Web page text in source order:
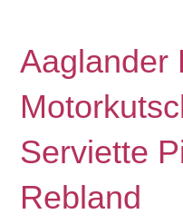
Aaglander
Serviette
Rebland